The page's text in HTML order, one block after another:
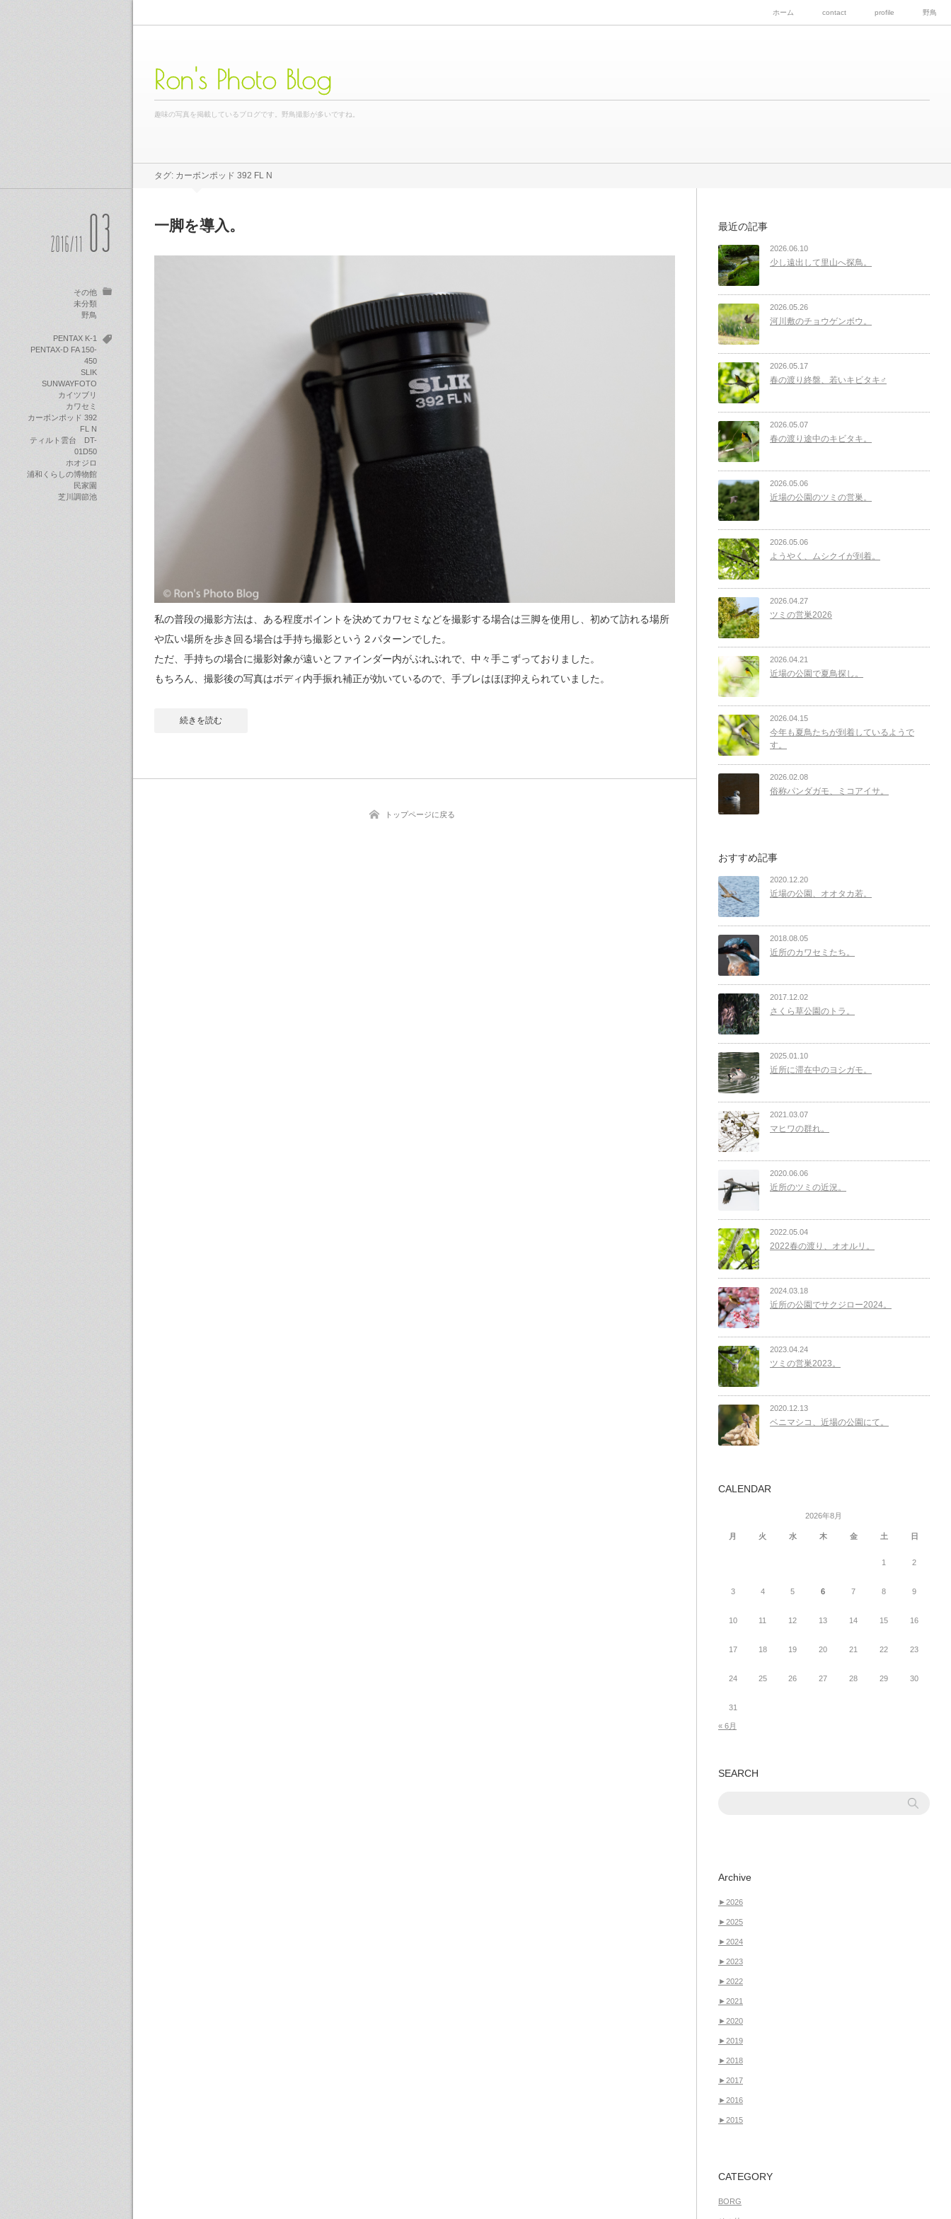
Ron's Photo Blog
趣味の写真を掲載しているブログです。野鳥撮影が多いですね。
ホーム contact profile 野鳥
タグ: カーボンポッド 392 FL N
一脚を導入。
私の普段の撮影方法は、ある程度ポイントを決めてカワセミなどを撮影する場合は三脚を使用し、初めて訪れる場所
や広い場所を歩き回る場合は手持ち撮影という２パターンでした。
ただ、手持ちの場合に撮影対象が遠いとファインダー内がぶれぶれで、中々手こずっておりました。
もちろん、撮影後の写真はボディ内手振れ補正が効いているので、手ブレはほぼ抑えられていました。
続きを読む
2016/11 03
その他
未分類
野鳥
PENTAX K-1
PENTAX-D FA 150-
450
SLIK
SUNWAYFOTO
カイツブリ
カワセミ
カーボンポッド 392
FL N
ティルト雲台 DT-
01D50
ホオジロ
浦和くらしの博物館
民家園
芝川調節池
トップページに戻る
最近の記事
2026.06.10
少し遠出して里山へ探鳥。
2026.05.26
河川敷のチョウゲンボウ。
2026.05.17
春の渡り終盤、若いキビタキ♂
2026.05.07
春の渡り途中のキビタキ。
2026.05.06
近場の公園のツミの営巣。
2026.05.06
ようやく、ムシクイが到着。
2026.04.27
ツミの営巣2026
2026.04.21
近場の公園で夏鳥探し。
2026.04.15
今年も夏鳥たちが到着しているようで
す。
2026.02.08
俗称パンダガモ、ミコアイサ。
おすすめ記事
2020.12.20
近場の公園、オオタカ若。
2018.08.05
近所のカワセミたち。
2017.12.02
さくら草公園のトラ。
2025.01.10
近所に滞在中のヨシガモ。
2021.03.07
マヒワの群れ。
2020.06.06
近所のツミの近況。
2022.05.04
2022春の渡り、オオルリ。
2024.03.18
近所の公園でサクジロー2024。
2023.04.24
ツミの営巣2023。
2020.12.13
ベニマシコ、近場の公園にて。
CALENDAR
2026年8月
月 火 水 木 金 土 日
1 2
3 4 5 6 7 8 9
10 11 12 13 14 15 16
17 18 19 20 21 22 23
24 25 26 27 28 29 30
31
« 6月
SEARCH
Archive
►2026
►2025
►2024
►2023
►2022
►2021
►2020
►2019
►2018
►2017
►2016
►2015
CATEGORY
BORG